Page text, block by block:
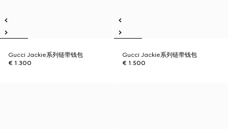
Gucci Jackie系列链带钱包
€ 1.300
Gucci Jackie系列链带钱包
€ 1.500